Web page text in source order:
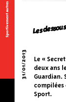
Sportivement autres Les
31/01/2013
Le «
deux ans
Guardian.
compilées
Sport.